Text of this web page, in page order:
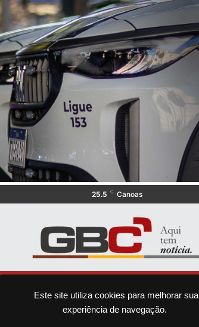
Este site utiliza cookies para melhorar sua
experiência de navegação.
25.5 C Canoas